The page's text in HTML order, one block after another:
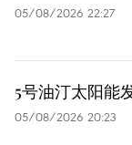
05/08/2026 22:27
5号油汀太阳能
05/08/2026 20:23